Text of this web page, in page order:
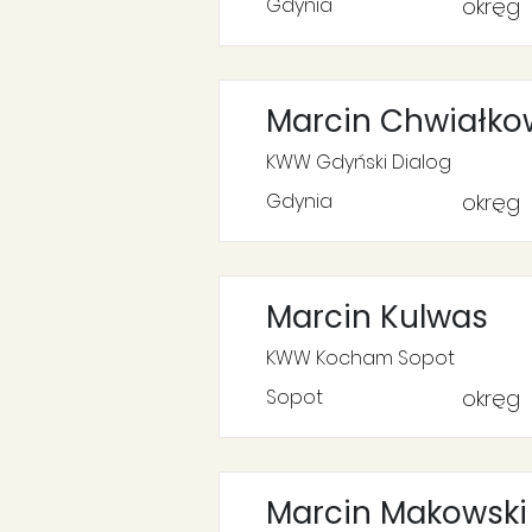
okręg
Marcin
KWW Gdyński Dialog
Gdynia
okręg
Marcin Kulwas
KWW Kocham Sopot
Sopot
okręg
Marcin Makowski